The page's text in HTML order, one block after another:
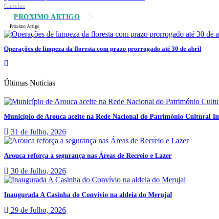
Canelas
PRÓXIMO ARTIGO
Próximo Artigo
Operações de limpeza da floresta com prazo prorrogado até 30 de abril
Últimas Notícias
Município de Arouca aceite na Rede Nacional do Património Cultural
31 de Julho, 2026
Arouca reforça a segurança nas Áreas de Recreio e Lazer
30 de Julho, 2026
Inaugurada A Casinha do Convívio na aldeia do Merujal
29 de Julho, 2026